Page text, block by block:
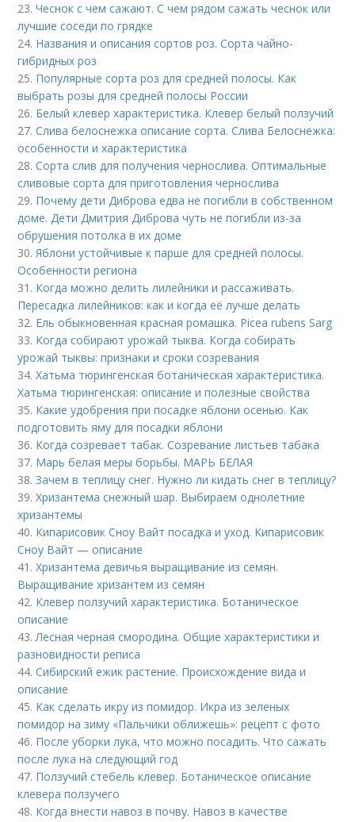
23.Чеснок с чем сажают. С чем рядом сажать чеснок или
лучшие соседи по грядке
24. Названия и описания сортов роз. Сорта чайно-
гибридных роз
25. Популярные сорта роз для средней полосы. Как
выбрать розы для средней полосы России
26. Белый клевер характеристика. Клевер белый ползучий
27.Слива белоснежка описание сорта. Слива Белоснежка:
особенности и характеристика
28.Сорта слив для получения чернослива. Оптимальные
сливовые сорта для приготовления чернослива
29. Почему дети Диброва едва не погибли в собственном
доме. Дети Дмитрия Диброва чуть не погибли из-за
обрушения потолка в их доме
30.Яблони устойчивые к парше для средней полосы.
Особенности региона
31. Когда можно делить лилейники и рассаживать.
Пересадка лилейников: как и когда её лучше делать
32. Ель обыкновенная красная ромашка. Picea rubens Sarg
33. Когда собирают урожай тыква. Когда собирать
урожай тыквы: признаки и сроки созревания
34.Хатьма тюрингенская ботаническая характеристика.
Хатьма тюрингенская: описание и полезные свойства
35. Какие удобрения при посадке яблони осенью. Как
подготовить яму для посадки яблони
36. Когда созревает табак. Созревание листьев табака
37. Марь белая меры борьбы. МАРЬ БЕЛАЯ
38.Зачем в теплицу снег. Нужно ли кидать снег в теплицу?
39.Хризантема снежный шар. Выбираем однолетние
хризантемы
40. Кипарисовик Сноу Вайт посадка и уход. Кипарисовик
Сноу Вайт — описание
41.Хризантема девичья выращивание из семян.
Выращивание хризантем из семян
42. Клевер ползучий характеристика. Ботаническое
описание
43.Лесная черная смородина. Общие характеристики и
разновидности реписа
44.Сибирский ежик растение. Происхождение вида и
описание
45. Как сделать икру из помидор. Икра из зеленых
помидор на зиму «Пальчики оближешь»: рецепт с фото
46. После уборки лука, что можно посадить. Что сажать
после лука на следующий год
47. Ползучий стебель клевер. Ботаническое описание
клевера ползучего
48. Когда внести навоз в почву. Навоз в качестве